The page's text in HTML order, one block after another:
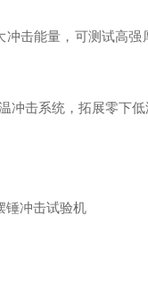
击能量，可测试高
冲击系统，拓展零下
锤冲击试验机